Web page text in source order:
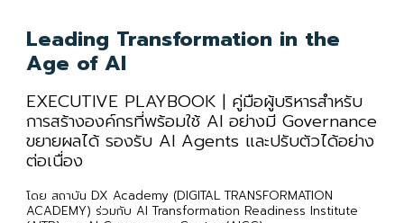
Leading Transformation in the
Age of AI
EXECUTIVE PLAYBOOK | คู่มือผู้บริหารสำหรับ
การสร้างองค์กรที่พร้อมใช้ AI อย่างมี Governance
ขยายผลได้ รองรับ AI Agents และปรับตัวได้อย่าง
ต่อเนื่อง
โดย สถาบัน DX Academy (DIGITAL TRANSFORMATION
ACADEMY) ร่วมกับ AI Transformation Readiness Institute